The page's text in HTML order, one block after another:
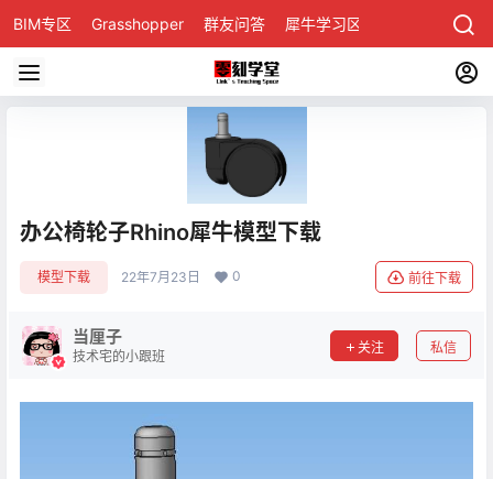
BIM专区 Grasshopper 群友问答 犀牛学习区
办公椅轮子Rhino犀牛模型下载
模型下载 22年7月23日 0 前往下载
当厘子
技术宅的小跟班
关注 私信